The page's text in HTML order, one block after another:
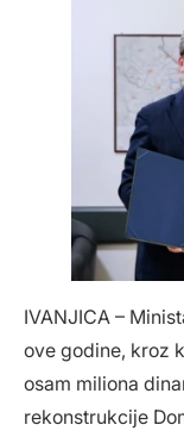
IVANJICA –
ove godine, kroz
osam miliona
rekonstrukcije